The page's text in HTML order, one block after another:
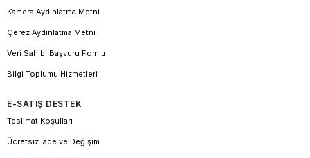
Kamera Aydınlatma Metni
Çerez Aydınlatma Metni
Veri Sahibi Başvuru Formu
Bilgi Toplumu Hizmetleri
E-SATIŞ DESTEK
Teslimat Koşulları
Ücretsiz İade ve Değişim